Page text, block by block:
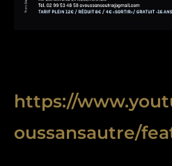
https://
oussansautre/